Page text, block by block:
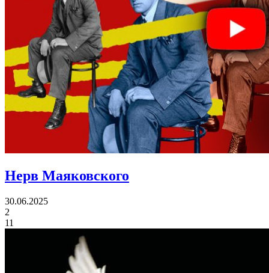
Нерв Маяковского
30.06.2025
2
11